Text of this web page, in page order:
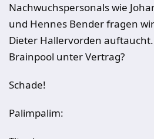
Nachwuchspersonals wie
und Hennes Bender fragen
Dieter Hallervorden auftaucht.
Brainpool unter Vertrag?
Schade!
Palimpalim: